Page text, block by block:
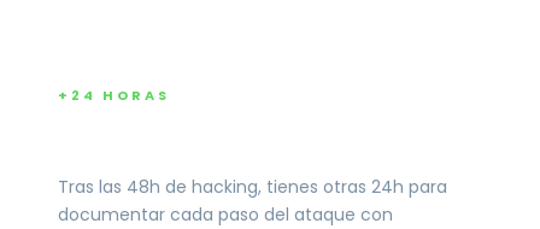
+24 HORAS
Tras las 48h de hacking, tienes otras 24h para
documentar cada paso del ataque con